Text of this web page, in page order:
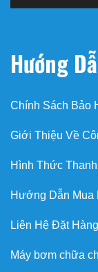
Hướng
Chính Sách Bảo
Giới Thiệu Về
Hình Thức Thanh
Hướng Dẫn Mua
Liên Hệ Đặt Hàng
Máy bơm chữa